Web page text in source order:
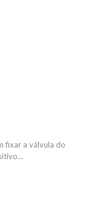
fixar a válvula do